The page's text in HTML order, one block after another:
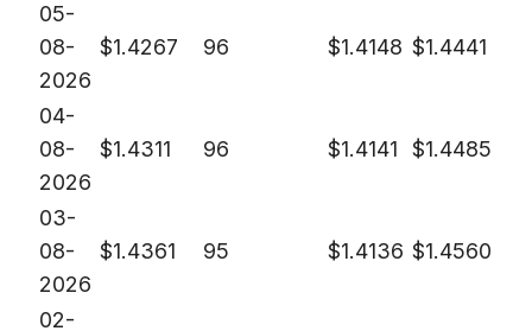
05-
08-
2026
$1.4267 96 $1.4148 $1.4441
04-
08-
2026
$1.4311 96 $1.4141 $1.4485
03-
08-
2026
$1.4361 95 $1.4136 $1.4560
02-